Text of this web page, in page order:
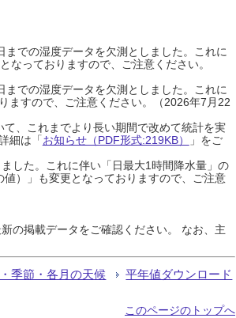
での湿度データを欠測としました。これに
っておりますので、ご注意ください。
での湿度データを欠測としました。これに
ますので、ご注意ください。（2026年7月22
、これまでより長い期間で改めて統計を実
細は「お知らせ（PDF形式:219KB）
」をご
した。これに伴い「日最大1時間降水量」の
）」も変更となっておりますので、ご注意
の掲載データをご確認ください。 なお、主
季節・各月の天候 平年値ダウンロード
このページのトップへ